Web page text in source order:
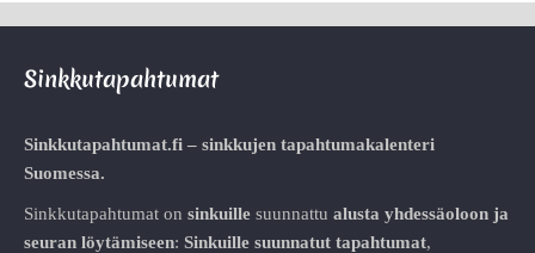
Sinkkutapahtumat
Sinkkutapahtumat.fi – sinkkujen tapahtumakalenteri
Suomessa.
Sinkkutapahtumat on sinkuille suunnattu alusta yhdessäoloon ja
seuran löytämiseen: Sinkuille suunnatut tapahtumat,